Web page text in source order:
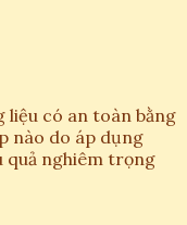
liệu có an toàn bằng
nào do áp dụng
quả nghiêm trọng